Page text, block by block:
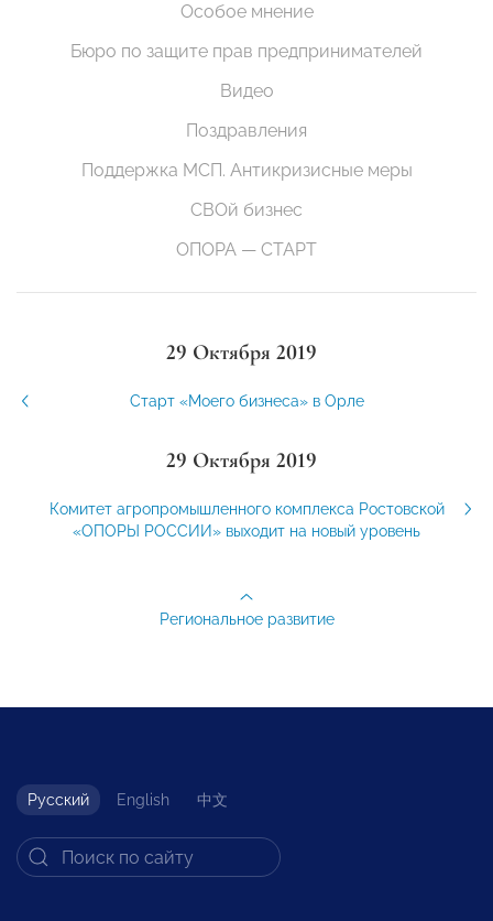
Особое мнение
Бюро по защите прав предпринимателей
Видео
Поздравления
Поддержка МСП. Антикризисные меры
СВОй бизнес
ОПОРА — СТАРТ
29 Октября 2019
Старт «Моего бизнеса» в Орле
29 Октября 2019
Комитет агропромышленного комплекса Ростовской
«ОПОРЫ РОССИИ» выходит на новый уровень
Региональное развитие
Русский English 中文